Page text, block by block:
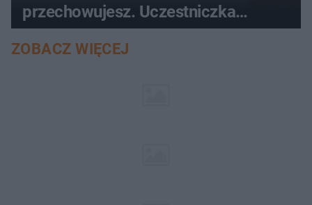
przechowujesz. Uczestniczka
"MasterChefa"
ZOBACZ WIĘCEJ